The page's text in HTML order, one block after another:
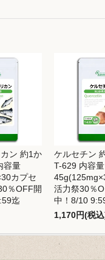
ン 約1か
容量
カプセ
％OFF開
迄
ケルセチン
T-629 内容量
活力祭30％
中！8/10
1,170円(税